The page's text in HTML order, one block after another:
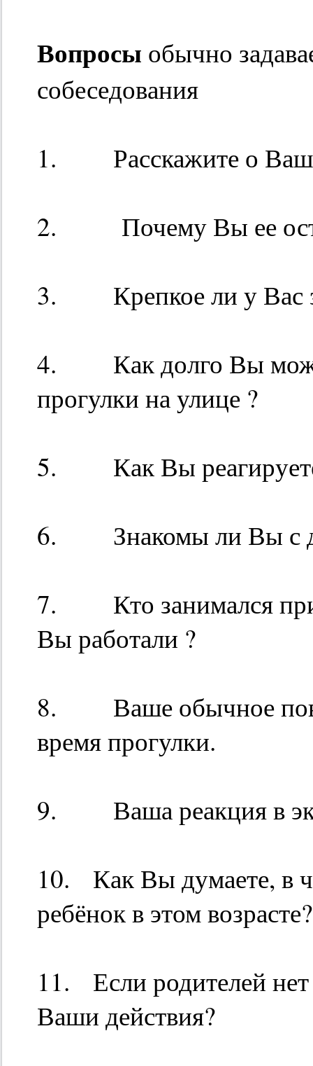
Вопросы обычно
собеседования
1. Расскажите о
2. Почему Вы ее
3. Крепкое ли у Вас
4. Как долго Вы
прогулки на улице ?
5. Как Вы реагируете
6. Знакомы ли Вы с
7. Кто занимался
Вы работали ?
8. Ваше обычное
время прогулки.
9. Ваша реакция в
10. Как Вы думаете, в
ребёнок в этом возрасте?
11. Если родителей нет
Ваши действия?